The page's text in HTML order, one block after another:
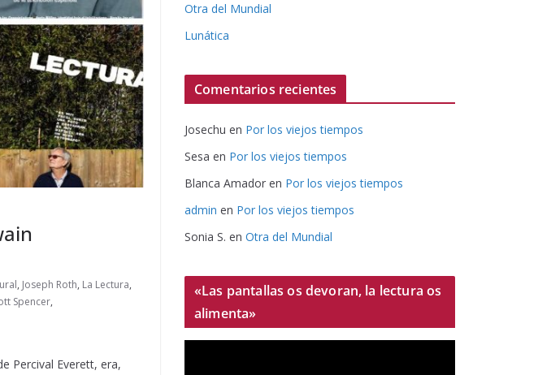
, Joseph Roth, La Lectura,
Spencer,
Percival Everett, era,
Otra del Mundial
Lunática
Comentarios recientes
Josechu en Por los viejos tiempos
Sesa en Por los viejos tiempos
Blanca Amador en Por los viejos tiempos
admin en Por los viejos tiempos
Sonia S. en Otra del Mundial
«Las pantallas os devoran, la lectura os
alimenta»